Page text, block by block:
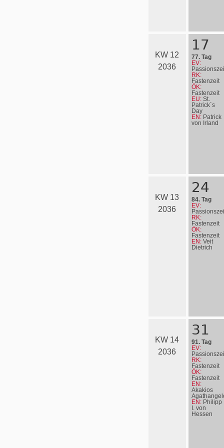
KW 12
2036
17
77. Tag
EV:
RK:
Fastenzeit
ÖK:
Fastenzeit
EU: St.
Patrick´s
Day
EN: Patrick
von Irland
KW 13
2036
24
84. Tag
EV:
RK:
Fastenzeit
ÖK:
Fastenzeit
EN: Veit
Dietrich
KW 14
2036
31
91. Tag
EV:
RK:
Fastenzeit
ÖK:
Fastenzeit
EN:
Akakios
EN: Philipp
I. von
Hessen